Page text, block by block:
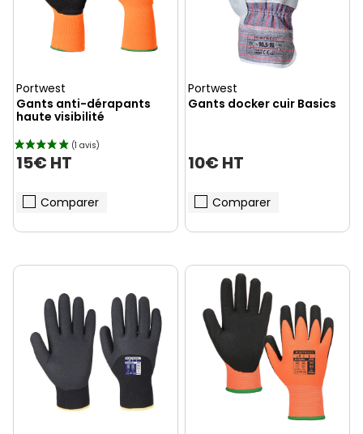
Portwest
Gants anti-dérapants
haute visibilité
15€ HT
Comparer
Portwest
Gants docker cuir Basics
10€ HT
Comparer